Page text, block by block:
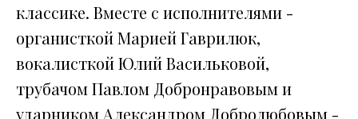
классике. Вместе с исполнителями -
органисткой Марией Гаврилюк,
вокалисткой Юлий Васильковой,
трубачом Павлом Добронравовым и
ударником Александром Добролюбовым -